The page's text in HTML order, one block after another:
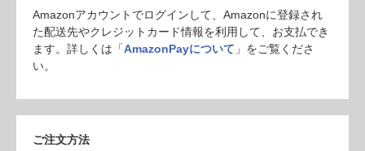
Amazonアカウントでログインして、Amazonに登録され
た配送先やクレジットカード情報を利用して、お支払でき
ます。詳しくは「AmazonPayについて 」をご覧くださ
い。
ご注文方法